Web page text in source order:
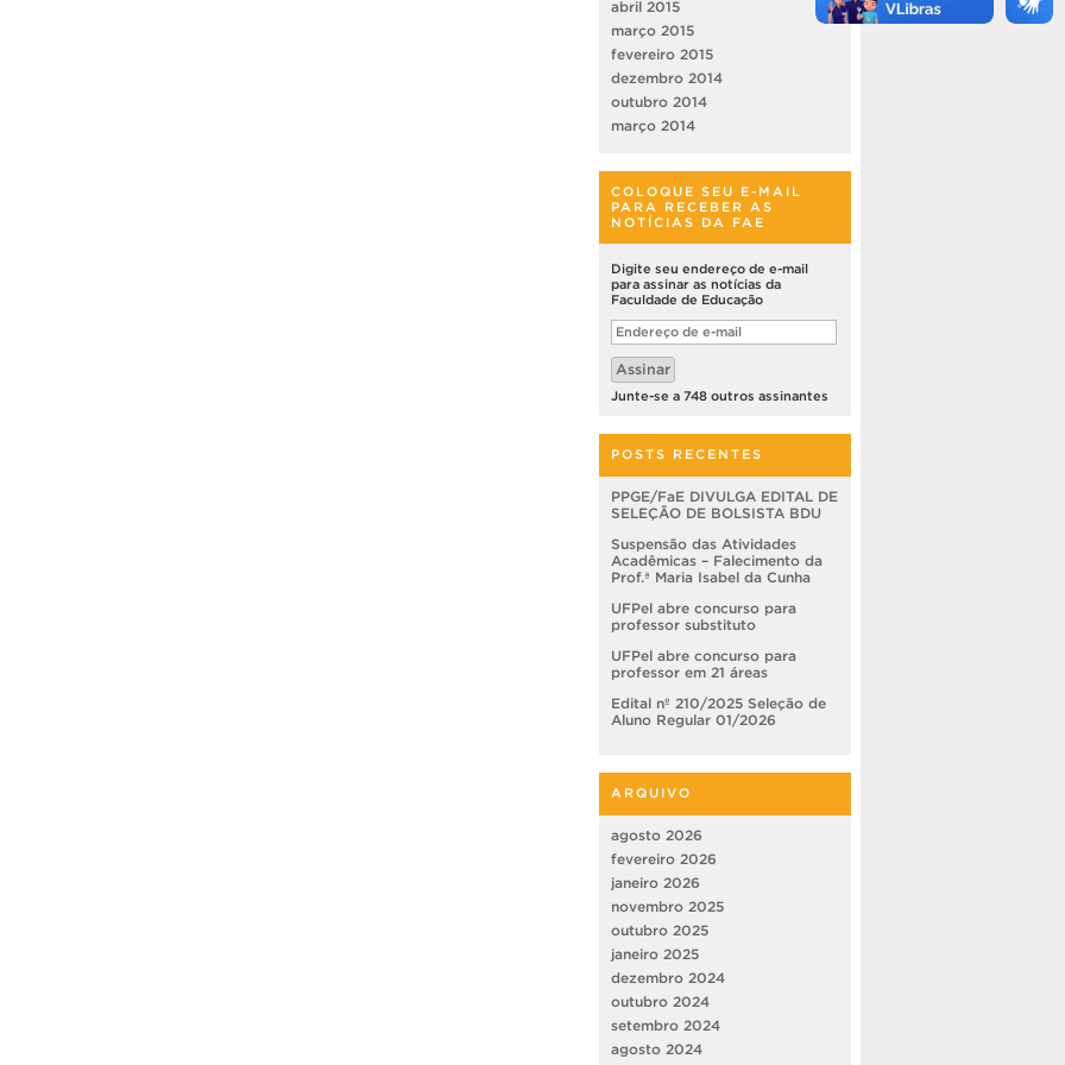
abril 2015
março 2015
fevereiro 2015
dezembro 2014
outubro 2014
março 2014
COLOQUE SEU E-MAIL
PARA RECEBER AS
NOTÍCIAS DA FAE
Digite seu endereço de e-mail
para assinar as notícias da
Faculdade de Educação
Endereço
de
e-
mail
Assinar
Junte-se a 748 outros assinantes
POSTS RECENTES
PPGE/FaE DIVULGA EDITAL DE
SELEÇÃO DE BOLSISTA BDU
Suspensão das Atividades
Acadêmicas – Falecimento da
Prof.ª Maria Isabel da Cunha
UFPel abre concurso para
professor substituto
UFPel abre concurso para
professor em 21 áreas
Edital nº 210/2025 Seleção de
Aluno Regular 01/2026
ARQUIVO
agosto 2026
fevereiro 2026
janeiro 2026
novembro 2025
outubro 2025
janeiro 2025
dezembro 2024
outubro 2024
setembro 2024
agosto 2024